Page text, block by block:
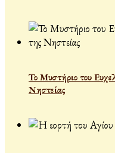
Το Μυστήριο του
Νηστείας